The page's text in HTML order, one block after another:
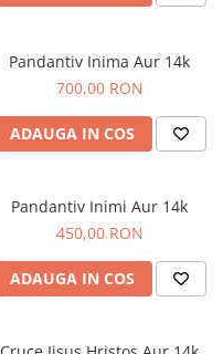
Pandantiv Inima Aur 14k
700,00 RON
ADAUGA IN COS
Pandantiv Inimi Aur 14k
450,00 RON
ADAUGA IN COS